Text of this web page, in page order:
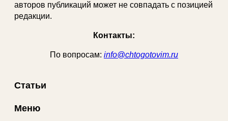
авторов публикаций может не совпадать с позицией
редакции.
Контакты:
По вопросам: info@chtogotovim.ru
Статьи
Меню